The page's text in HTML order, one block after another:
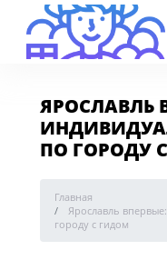
ЯРОСЛАВЛЬ
ПО ГОРОДУ
Главная
Ярославль
городу с гидом